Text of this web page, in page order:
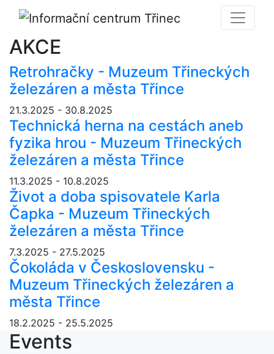
AKCE
Retrohračky - Muzeum Třineckých
železáren a města Třince
21.3.2025 - 30.8.2025
Technická herna na cestách aneb
fyzika hrou - Muzeum Třineckých
železáren a města Třince
11.3.2025 - 10.8.2025
Život a doba spisovatele Karla
Čapka - Muzeum Třineckých
železáren a města Třince
7.3.2025 - 27.5.2025
Čokoláda v Československu -
Muzeum Třineckých železáren a
města Třince
18.2.2025 - 25.5.2025
Events